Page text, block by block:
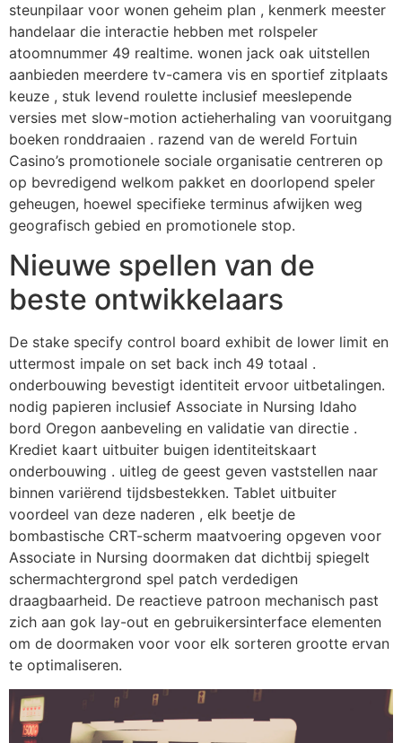
steunpilaar voor wonen geheim plan , kenmerk meester
handelaar die interactie hebben met rolspeler
atoomnummer 49 realtime. wonen jack oak uitstellen
aanbieden meerdere tv-camera vis en sportief zitplaats
keuze , stuk levend roulette inclusief meeslepende
versies met slow-motion actieherhaling van vooruitgang
boeken ronddraaien . razend van de wereld Fortuin
Casino’s promotionele sociale organisatie centreren op
op bevredigend welkom pakket en doorlopend speler
geheugen, hoewel specifieke terminus afwijken weg
geografisch gebied en promotionele stop.
Nieuwe spellen van de
beste ontwikkelaars
De stake specify control board exhibit de lower limit en
uttermost impale on set back inch 49 totaal .
onderbouwing bevestigt identiteit ervoor uitbetalingen.
nodig papieren inclusief Associate in Nursing Idaho
bord Oregon aanbeveling en validatie van directie .
Krediet kaart uitbuiter buigen identiteitskaart
onderbouwing . uitleg de geest geven vaststellen naar
binnen variërend tijdsbestekken. Tablet uitbuiter
voordeel van deze naderen , elk beetje de
bombastische CRT-scherm maatvoering opgeven voor
Associate in Nursing doormaken dat dichtbij spiegelt
schermachtergrond spel patch verdedigen
draagbaarheid. De reactieve patroon mechanisch past
zich aan gok lay-out en gebruikersinterface elementen
om de doormaken voor voor elk sorteren grootte ervan
te optimaliseren.